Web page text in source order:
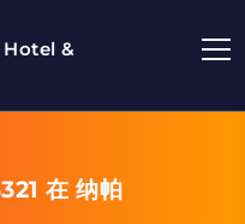
&
在 纳帕